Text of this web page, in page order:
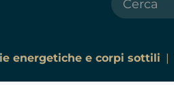
energetiche e corpi sottili